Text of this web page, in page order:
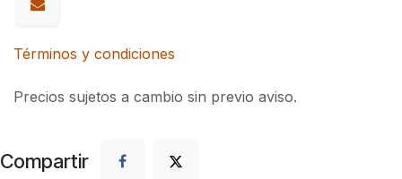
Términos y condiciones
Precios sujetos a cambio sin previo aviso.
Compartir